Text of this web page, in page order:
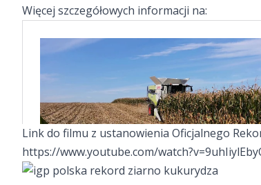
Więcej szczegółowych informacji na:
Link do filmu z ustanowienia Oficjalnego
https://www.youtube.com/